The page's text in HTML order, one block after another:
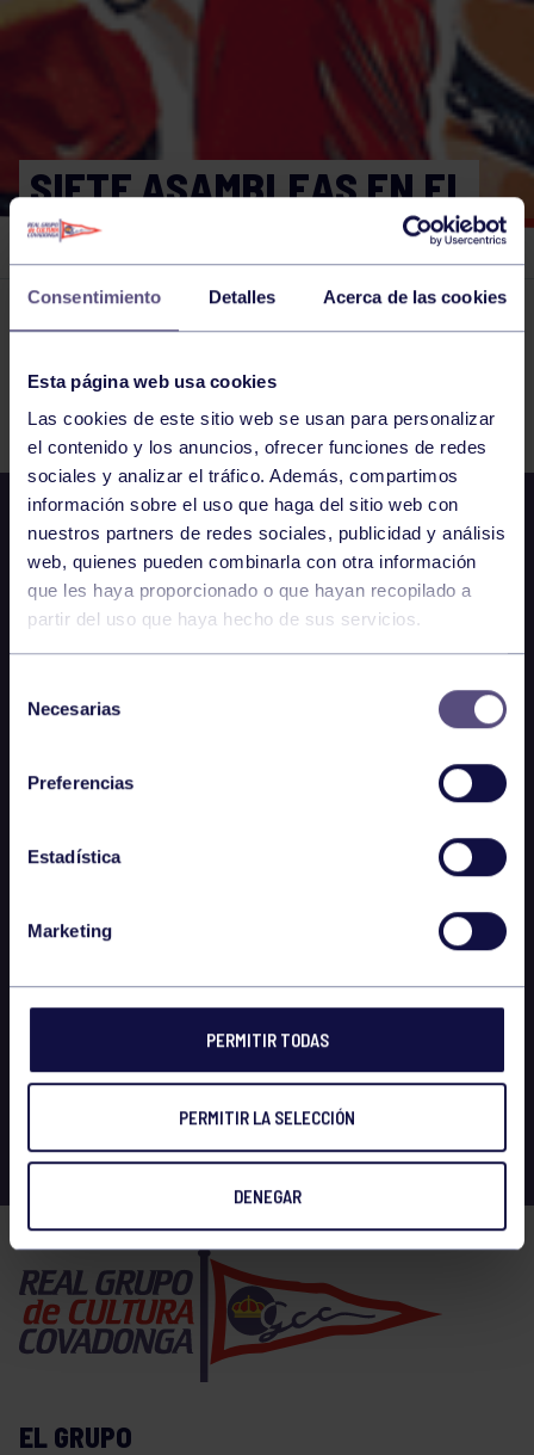
Consentimiento Detalles Acerca de las cookies
Esta página web usa cookies
Las cookies de este sitio web se usan para personalizar
el contenido y los anuncios, ofrecer funciones de redes
sociales y analizar el tráfico. Además, compartimos
información sobre el uso que haga del sitio web con
nuestros partners de redes sociales, publicidad y análisis
web, quienes pueden combinarla con otra información
que les haya proporcionado o que hayan recopilado a
partir del uso que haya hecho de sus servicios.
Necesarias
Preferencias
Estadística
Marketing
PERMITIR TODAS
PERMITIR LA SELECCIÓN
DENEGAR
SIETE ASAMBLEAS EN EL
LIMBO
El grupo en prensa 07 MAY 2017
Comparte
EL GRUPO